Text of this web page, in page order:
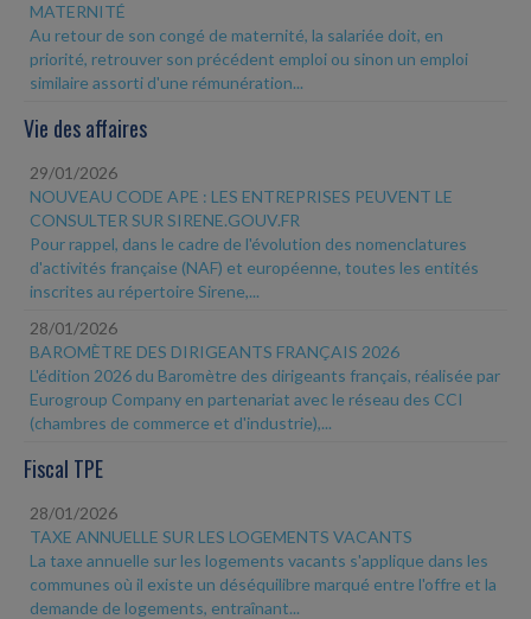
MATERNITÉ
Au retour de son congé de maternité, la salariée doit, en
priorité, retrouver son précédent emploi ou sinon un emploi
similaire assorti d'une rémunération...
Vie des affaires
29/01/2026
NOUVEAU CODE APE : LES ENTREPRISES PEUVENT LE
CONSULTER SUR SIRENE.GOUV.FR
Pour rappel, dans le cadre de l'évolution des nomenclatures
d'activités française (NAF) et européenne, toutes les entités
inscrites au répertoire Sirene,...
28/01/2026
BAROMÈTRE DES DIRIGEANTS FRANÇAIS 2026
L'édition 2026 du Baromètre des dirigeants français, réalisée par
Eurogroup Company en partenariat avec le réseau des CCI
(chambres de commerce et d'industrie),...
Fiscal TPE
28/01/2026
TAXE ANNUELLE SUR LES LOGEMENTS VACANTS
La taxe annuelle sur les logements vacants s'applique dans les
communes où il existe un déséquilibre marqué entre l'offre et la
demande de logements, entraînant...